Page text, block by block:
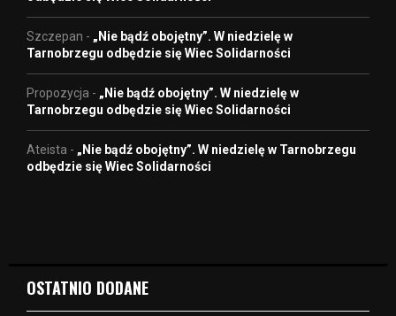
Szczepan - „Nie bądź obojętny”. W niedzielę w
Tarnobrzegu odbędzie się Wiec Solidarności
Propozycja - „Nie bądź obojętny”. W niedzielę w
Tarnobrzegu odbędzie się Wiec Solidarności
Ateista - „Nie bądź obojętny”. W niedzielę w Tarnobrzegu
odbędzie się Wiec Solidarności
OSTATNIO DODANE